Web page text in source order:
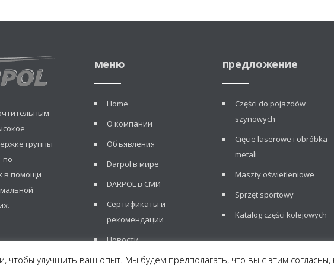
группы
по-
в помощи
меню
Home
О компании
Объявления
Darpol в мире
DARPOL в СМИ
Сертификаты и
рекомендации
Новости
предложение
Części do pojazdów
szynowych
Cięcie laserowe i obróbka
metali
Maszty oświetleniowe
Sprzęt sportowy
Katalog części kolejowych
чтобы улучшить ваш опыт. Мы будем предполагать, что вы с этим